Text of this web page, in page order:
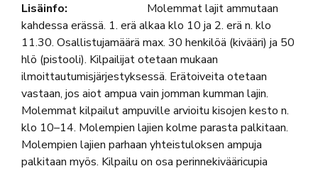
Lisäinfo: Molemmat lajit ammutaan
kahdessa erässä. 1. erä alkaa klo 10 ja 2. erä n. klo
11.30. Osallistujamäärä max. 30 henkilöä (kivääri) ja 50
hlö (pistooli). Kilpailijat otetaan mukaan
ilmoittautumisjärjestyksessä. Erätoiveita otetaan
vastaan, jos aiot ampua vain jomman kumman lajin.
Molemmat kilpailut ampuville arvioitu kisojen kesto n.
klo 10–14. Molempien lajien kolme parasta palkitaan.
Molempien lajien parhaan yhteistuloksen ampuja
palkitaan myös. Kilpailu on osa perinnekivääricupia